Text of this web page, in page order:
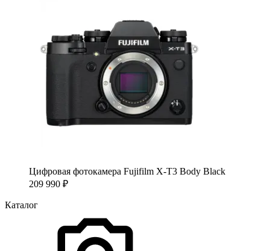
Цифровая фотокамера Fujifilm X-T3 Body Black
209 990 ₽
Каталог